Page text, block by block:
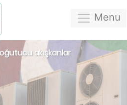
Menu
akışkanlar